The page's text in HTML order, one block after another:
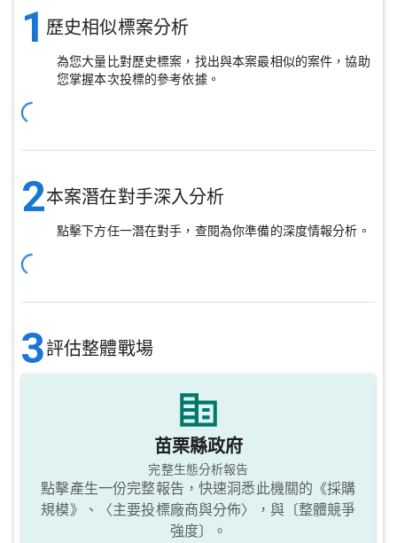
1 歷史相似標案分析
為您大量比對歷史標案，找出與本案最相似的案件，協助
您掌握本次投標的參考依據。
2本案潛在對手深入分析
點擊下方任一潛在對手，查閱為你準備的深度情報分析。
3評估整體戰場
苗栗縣政府
完整生態分析報告
點擊產生一份完整報告，快速洞悉此機關的《採購
規模》、〈主要投標廠商與分佈〉，與〔整體競爭
強度〕。